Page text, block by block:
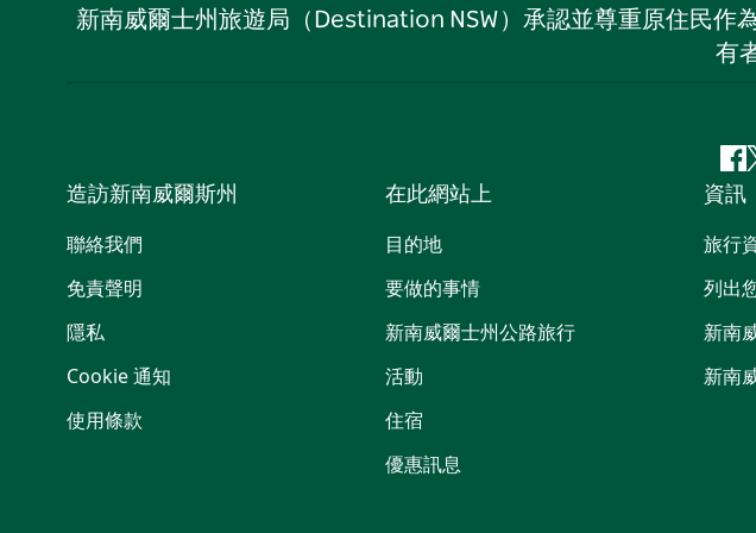
新南威爾士州旅遊局（Destination NSW）承認並尊重原住民作
有
造訪新南威爾斯州
聯絡我們
免責聲明
隱私
Cookie 通知
使用條款
在此網站上
目的地
要做的事情
新南威爾士州公路旅行
活動
住宿
優惠訊息
資訊
旅行
列出
新南
新南